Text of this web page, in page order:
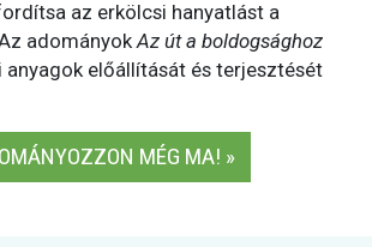
az erkölcsi hanyatlást a
adományok Az út a boldogsághoz
előállítását és terjesztését
MÉG MA! »